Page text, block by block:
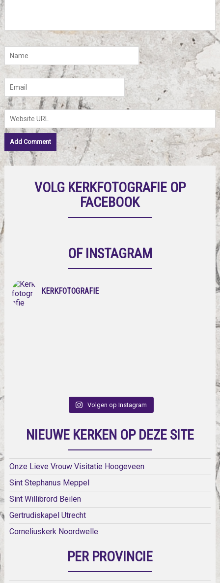
VOLG KERKFOTOGRAFIE OP
FACEBOOK
OF INSTAGRAM
KERKFOTOGRAFIE
Volgen op Instagram
NIEUWE KERKEN OP DEZE SITE
Onze Lieve Vrouw Visitatie Hoogeveen
Sint Stephanus Meppel
Sint Willibrord Beilen
Gertrudiskapel Utrecht
Corneliuskerk Noordwelle
PER PROVINCIE